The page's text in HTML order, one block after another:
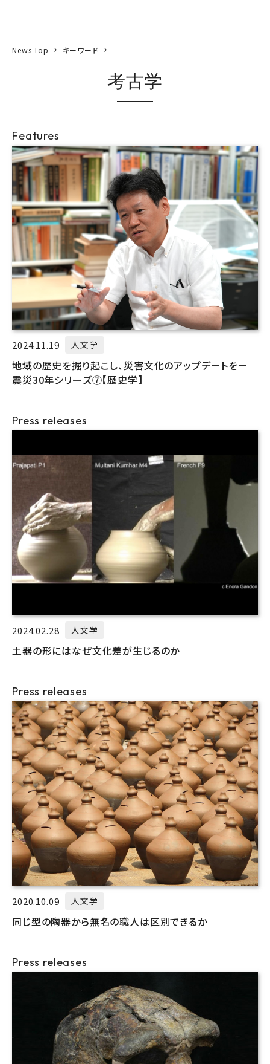
News Top キーワード
考古学
Features
2024.11.19 人文学
地域の歴史を掘り起こし、災害文化のアップデートをー
震災30年シリーズ⑦【歴史学】
Press releases
2024.02.28 人文学
土器の形にはなぜ文化差が生じるのか
Press releases
2020.10.09 人文学
同じ型の陶器から無名の職人は区別できるか
Press releases